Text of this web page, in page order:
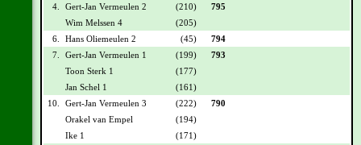
4.
Gert-Jan Vermeulen 2 (210)
795
Wim Melssen 4
(205)
6.
Hans Oliemeulen 2 (45)
794
7.
Gert-Jan Vermeulen 1 (199)
793
Toon Sterk 1
(177)
Jan Schel 1
(161)
10.
Gert-Jan Vermeulen 3 (222)
790
Orakel van Empel
(194)
Ike 1
(171)